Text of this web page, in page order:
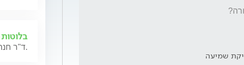
שמיעה
ד"ר חנה גילת תשיב לשאלות בנושא מחלות בלוטות הרוק.